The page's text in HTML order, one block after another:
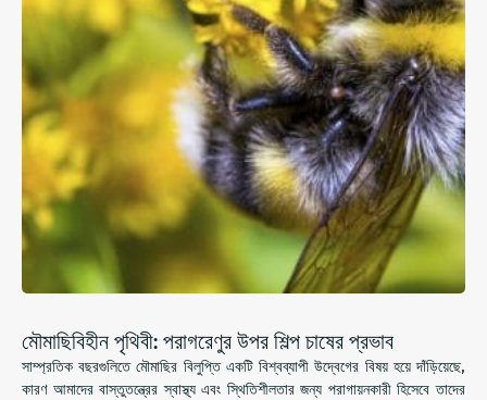
মৌমাছিবিহীন পৃথিবী: পরাগরেণুর উপর শিল্প চাষের প্রভাব
সাম্প্রতিক বছরগুলিতে মৌমাছির বিলুপ্তি একটি বিশ্বব্যাপী উদ্বেগের বিষয় হয়ে দাঁড়িয়েছে,
কারণ আমাদের বাস্তুতন্ত্রের স্বাস্থ্য এবং স্থিতিশীলতার জন্য পরাগায়নকারী হিসেবে তাদের